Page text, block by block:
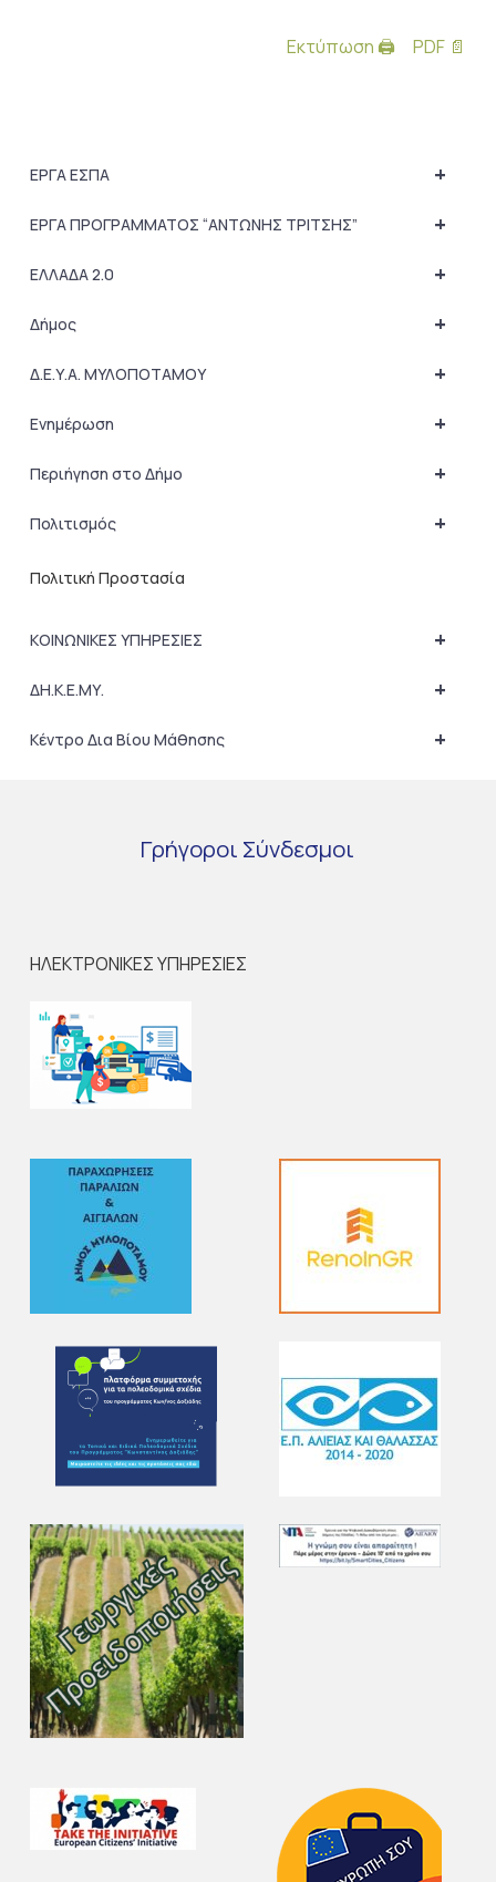
Εκτύπωση 🖨 PDF 📄
+
ΕΡΓΑ ΕΣΠΑ
+
ΕΡΓΑ ΠΡΟΓΡΑΜΜΑΤΟΣ “ΑΝΤΩΝΗΣ ΤΡΙΤΣΗΣ”
+
ΕΛΛΑΔΑ 2.0
+
Δήμος
+
Δ.Ε.Υ.Α. ΜΥΛΟΠΟΤΑΜΟΥ
+
Ενημέρωση
+
Περιήγηση στο Δήμο
+
Πολιτισμός
Πολιτική Προστασία
+
ΚΟΙΝΩΝΙΚΕΣ ΥΠΗΡΕΣΙΕΣ
+
ΔΗ.Κ.Ε.ΜΥ.
+
Κέντρο Δια Βίου Μάθησης
Γρήγοροι Σύνδεσμοι
ΗΛΕΚΤΡΟΝΙΚΕΣ ΥΠΗΡΕΣΙΕΣ